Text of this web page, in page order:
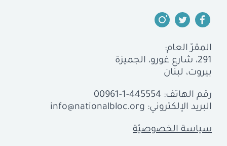
المقرّ العام:
291، شارع غورو، الجميزة
بيروت، لبنان
رقم الهاتف: 00961-1-445554
البريد الإلكتروني: info@nationalbloc.org
سياسة الخصوصيّة